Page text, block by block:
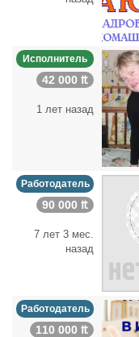
Исполнитель
42 000 ₶
1 лет назад
Работодатель
90 000 ₶
7 лет 3 мес.
назад
Работодатель
110 000 ₶